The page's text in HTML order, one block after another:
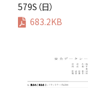
579S（日）
683.2KB